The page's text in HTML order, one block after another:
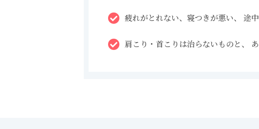
疲れがとれない、寝つきが悪い、 途
肩こり・首こりは治らないものと、